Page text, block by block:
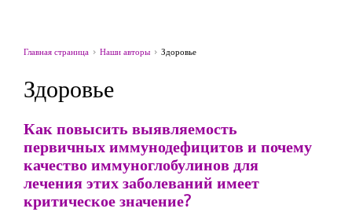
Главная страница Наши авторы Здоровье
Здоровье
Как повысить выявляемость
первичных иммунодефицитов и почему
качество иммуноглобулинов для
лечения этих заболеваний имеет
критическое значение?